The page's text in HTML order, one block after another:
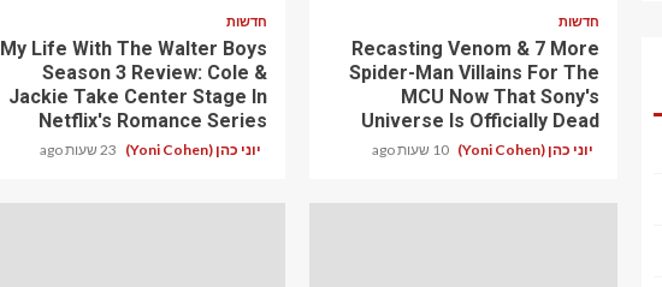
חדשות
Recasting Venom & 7 More
Spider-Man Villains For The
MCU Now That Sony's
Universe Is Officially Dead
יוני כהן (Yoni Cohen) 10 שעות ago
חדשות
My Life With The Walter Boys
Season 3 Review: Cole &
Jackie Take Center Stage In
Netflix's Romance Series
יוני כהן (Yoni Cohen) 23 שעות ago